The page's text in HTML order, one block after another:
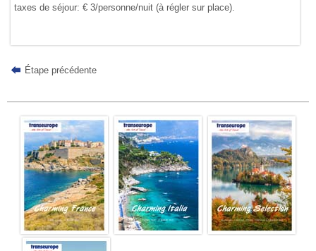
taxes de séjour: € 3/personne/nuit (à régler sur place).
Étape précédente